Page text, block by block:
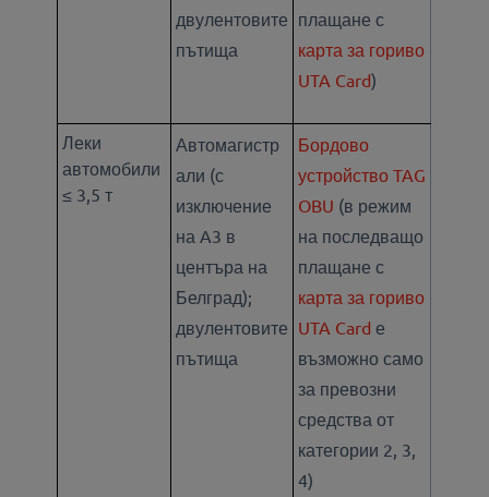
двулентовите
пътища
плащане с
карта за гориво
UTA Card)
Леки
автомобили
≤ 3,5 т
Автомагистр
али (с
изключение
на A3 в
центъра на
Белград);
двулентовите
пътища
Бордово
устройство TAG
OBU (в режим
на последващо
плащане с
карта за гориво
UTA Card е
възможно само
за превозни
средства от
категории 2, 3,
4)